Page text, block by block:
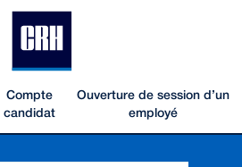
Compte
candidat
Ouverture de session d’un
employé